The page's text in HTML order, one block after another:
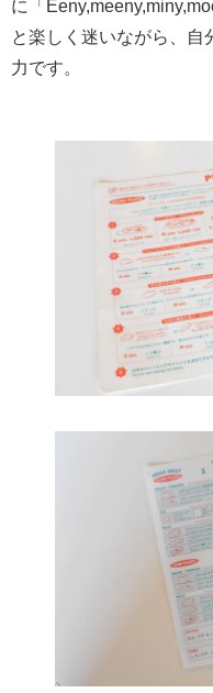
に「
と楽しく迷いながら、自
力です。